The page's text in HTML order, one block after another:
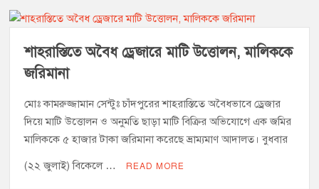
শাহরাস্তিতে অবৈধ ড্রেজারে মাটি উত্তোলন, মালিককে
জরিমানা
মোঃ কামরুজ্জামান সেন্টুঃ চাঁদপুরের শাহরাস্তিতে অবৈধভাবে ড্রেজার
দিয়ে মাটি উত্তোলন ও অনুমতি ছাড়া মাটি বিক্রির অভিযোগে এক জমির
মালিককে ৫ হাজার টাকা জরিমানা করেছে ভ্রাম্যমাণ আদালত। বুধবার
(২২ জুলাই) বিকেলে … READ MORE